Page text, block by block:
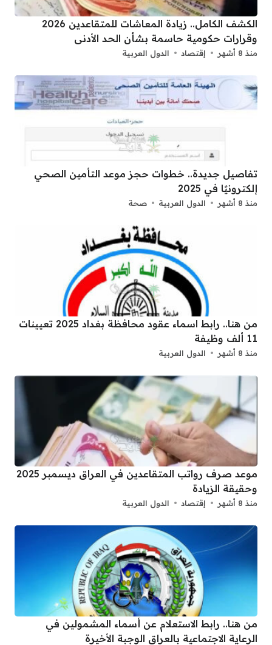
الكشف الكامل.. زيادة المعاشات للمتقاعدين 2026
وقرارات حكومية حاسمة بشأن الحد الأدنى
منذ 8 أشهر إقتصاد الدول العربية
تفاصيل جديدة.. خطوات حجز موعد التأمين الصحي
إلكترونيًا في 2025
منذ 8 أشهر الدول العربية صحة
من هنا.. رابط اسماء عقود محافظة بغداد 2025 تعيينات
11 ألف وظيفة
منذ 8 أشهر الدول العربية
موعد صرف رواتب المتقاعدين في العراق ديسمبر 2025
وحقيقة الزيادة
منذ 8 أشهر إقتصاد الدول العربية
من هنا.. رابط الاستعلام عن أسماء المشمولين في
الرعاية الاجتماعية بالعراق الوجبة الأخيرة